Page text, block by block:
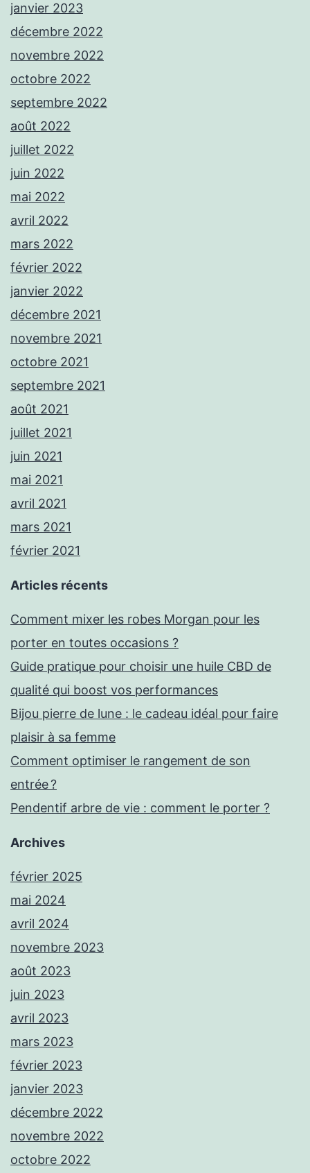
janvier 2023
décembre 2022
novembre 2022
octobre 2022
septembre 2022
août 2022
juillet 2022
juin 2022
mai 2022
avril 2022
mars 2022
février 2022
janvier 2022
décembre 2021
novembre 2021
octobre 2021
septembre 2021
août 2021
juillet 2021
juin 2021
mai 2021
avril 2021
mars 2021
février 2021
Articles récents
Comment mixer les robes Morgan pour les
porter en toutes occasions ?
Guide pratique pour choisir une huile CBD de
qualité qui boost vos performances
Bijou pierre de lune : le cadeau idéal pour faire
plaisir à sa femme
Comment optimiser le rangement de son
entrée ?
Pendentif arbre de vie : comment le porter ?
Archives
février 2025
mai 2024
avril 2024
novembre 2023
août 2023
juin 2023
avril 2023
mars 2023
février 2023
janvier 2023
décembre 2022
novembre 2022
octobre 2022